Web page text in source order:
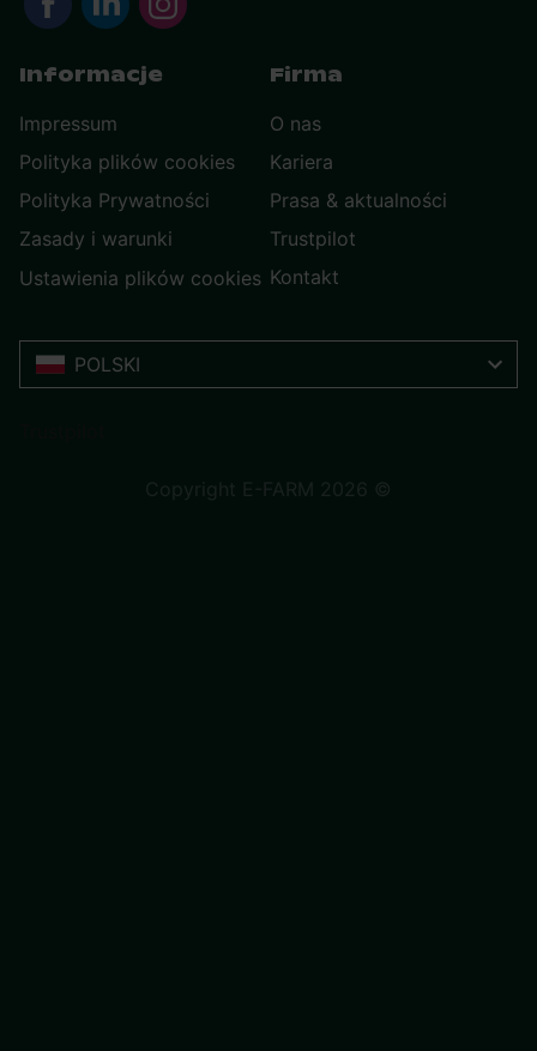
Informacje
Impressum
Polityka plików cookies
Polityka Prywatności
Zasady i warunki
Ustawienia plików cookies
Firma
O nas
Kariera
Prasa & aktualności
Trustpilot
Kontakt
POLSKI